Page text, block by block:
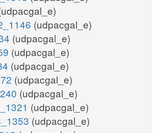
(udpacgal_e)
(udpacgal_e)
(udpacgal_e)
(udpacgal_e)
(udpacgal_e)
(udpacgal_e)
(udpacgal_e)
(udpacgal_e)